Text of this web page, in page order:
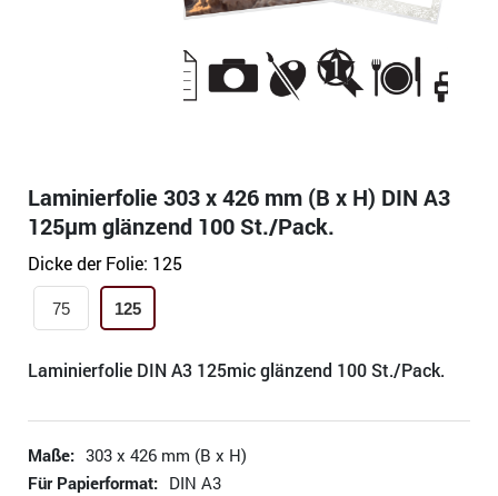
Laminierfolie 303 x 426 mm (B x H) DIN A3
125µm glänzend 100 St./Pack.
Dicke der Folie: 125
75 125
Laminierfolie DIN A3 125mic glänzend 100 St./Pack.
Maße: 303 x 426 mm (B x H)
Für Papierformat: DIN A3